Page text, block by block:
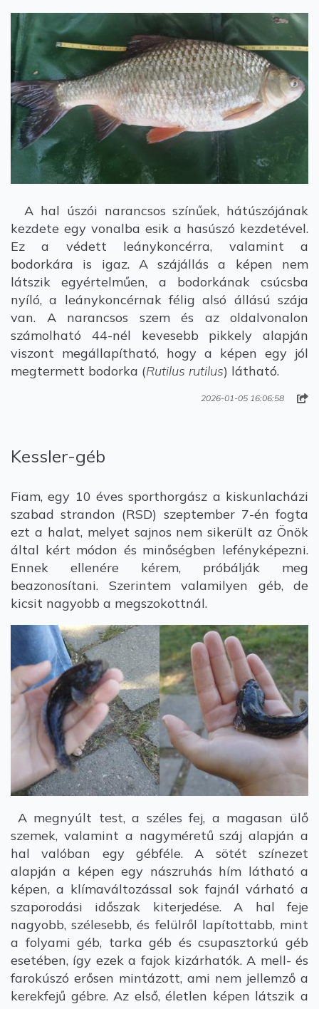
A hal úszói narancsos színűek, hátúszójának
kezdete egy vonalba esik a hasúszó kezdetével.
Ez a védett leánykoncérra, valamint a
bodorkára is igaz. A szájállás a képen nem
látszik egyértelműen, a bodorkának csúcsba
nyíló, a leánykoncérnak félig alsó állású szája
van. A narancsos szem és az oldalvonalon
számolható 44-nél kevesebb pikkely alapján
viszont megállapítható, hogy a képen egy jól
megtermett bodorka (Rutilus rutilus) látható.
2026-01-05 16:06:58
Kessler-géb
Fiam, egy 10 éves sporthorgász a kiskunlacházi
szabad strandon (RSD) szeptember 7-én fogta
ezt a halat, melyet sajnos nem sikerült az Önök
által kért módon és minőségben lefényképezni.
Ennek ellenére kérem, próbálják meg
beazonosítani. Szerintem valamilyen géb, de
kicsit nagyobb a megszokottnál.
A megnyúlt test, a széles fej, a magasan ülő
szemek, valamint a nagyméretű száj alapján a
hal valóban egy gébféle. A sötét színezet
alapján a képen egy nászruhás hím látható a
képen, a klímaváltozással sok fajnál várható a
szaporodási időszak kiterjedése. A hal feje
nagyobb, szélesebb, és felülről lapítottabb, mint
a folyami géb, tarka géb és csupasztorkú géb
esetében, így ezek a fajok kizárhatók. A mell- és
farokúszó erősen mintázott, ami nem jellemző a
kerekfejű gébre. Az első, életlen képen látszik a